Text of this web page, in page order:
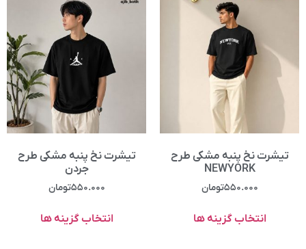
تیشرت نخ پنبه مشکی طرح
NEWYORK
۵۵۰.۰۰۰تومان
انتخاب گزینه ها
تیشرت نخ پنبه مشکی طرح
جردن
۵۵۰.۰۰۰تومان
انتخاب گزینه ها